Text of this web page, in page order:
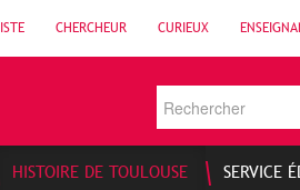
CHERCHEUR CURIEUX
HISTOIRE DE TOULOUSE SERVICE